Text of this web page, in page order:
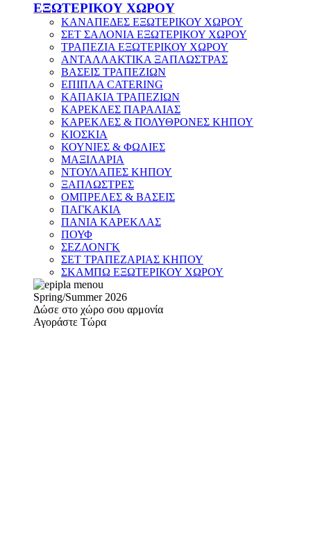
ΕΞΩΤΕΡΙΚΟΥ ΧΩΡΟΥ
ΚΑΝΑΠΕΔΕΣ ΕΞΩΤΕΡΙΚΟΥ ΧΩΡΟΥ
ΣΕΤ ΣΑΛΟΝΙΑ ΕΞΩΤΕΡΙΚΟΥ ΧΩΡΟΥ
ΤΡΑΠΕΖΙΑ ΕΞΩΤΕΡΙΚΟΥ ΧΩΡΟΥ
ΑΝΤΑΛΛΑΚΤΙΚΑ ΞΑΠΛΩΣΤΡΑΣ
ΒΑΣΕΙΣ ΤΡΑΠΕΖΙΩΝ
ΕΠΙΠΛΑ CATERING
ΚΑΠΑΚΙΑ ΤΡΑΠΕΖΙΩΝ
ΚΑΡΕΚΛΕΣ ΠΑΡΑΛΙΑΣ
ΚΑΡΕΚΛΕΣ & ΠΟΛΥΘΡΟΝΕΣ ΚΗΠΟΥ
ΚΙΟΣΚΙΑ
ΚΟΥΝΙΕΣ & ΦΩΛΙΕΣ
ΜΑΞΙΛΑΡΙΑ
ΝΤΟΥΛΑΠΕΣ ΚΗΠΟΥ
ΞΑΠΛΩΣΤΡΕΣ
ΟΜΠΡΕΛΕΣ & ΒΑΣΕΙΣ
ΠΑΓΚΑΚΙΑ
ΠΑΝΙΑ ΚΑΡΕΚΛΑΣ
ΠΟΥΦ
ΣΕΖΛΟΝΓΚ
ΣΕΤ ΤΡΑΠΕΖΑΡΙΑΣ ΚΗΠΟΥ
ΣΚΑΜΠΩ ΕΞΩΤΕΡΙΚΟΥ ΧΩΡΟΥ
Spring/Summer 2026
Δώσε στο χώρο σου αρμονία
Αγοράστε Τώρα